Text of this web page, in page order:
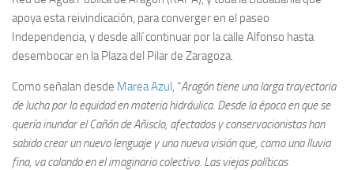
apoya esta reivindicación, para converger en el paseo
Independencia, y desde allí continuar por la calle Alfonso hasta
desembocar en la Plaza del Pilar de Zaragoza.
Como señalan desde Marea Azul, “Aragón tiene una larga trayectoria
de lucha por la equidad en materia hidráulica. Desde la época en que se
quería inundar el Cañón de Añisclo, afectados y conservacionistas han
sabido crear un nuevo lenguaje y una nueva visión que, como una lluvia
fina, va calando en el imaginario colectivo. Las viejas políticas